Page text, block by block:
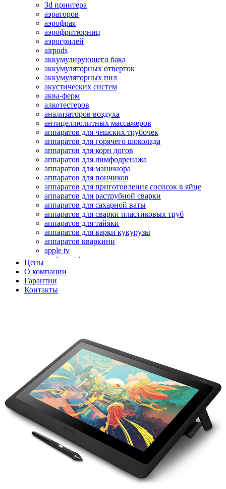
3d принтера
аэраторов
аэрофрая
аэрофритюрниц
аэрогрилей
airpods
аккумулирующего бака
аккумуляторных отверток
аккумуляторных пил
акустических систем
аква-ферм
алкотестеров
анализаторов воздуха
антицеллюлитных массажеров
аппаратов для чешских трубочек
аппаратов для горячего шоколада
аппаратов для корн догов
аппаратов для лимфодренажа
аппаратов для маникюра
аппаратов для пончиков
аппаратов для приготовления сосисок в яйце
аппаратов для раструбной сварки
аппаратов для сахарной ваты
аппаратов для сварки пластиковых труб
аппаратов для тайяки
аппаратов для варки кукурузы
аппаратов кваркини
apple tv
apple watch
аромадиффузоров
аромастанций
ароматизаторов воздуха
аудиоплееров
авто мониторов
автохолодильников
автокондиционера
автоматики для генераторов
автоматики управления
автоматики вентустановок
автомобильных телевизоров
автомоек
автотрансформаторов
багги
бактерицидной лампы
беговых дорожек
бензобуров
бензогенераторов
Цены
О компании
Гарантии
Контакты